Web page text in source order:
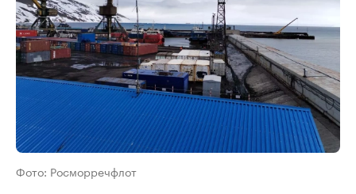
Фото: Росморречфлот